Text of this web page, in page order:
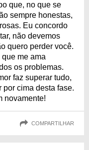
que, no que se
sempre honestas,
Eu concordo
não devemos
quero perder você.
me ama
os problemas.
faz superar tudo,
cima desta fase.
novamente!
COMPARTILHAR